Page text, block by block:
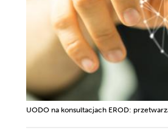
UODO na konsultacjach EROD: